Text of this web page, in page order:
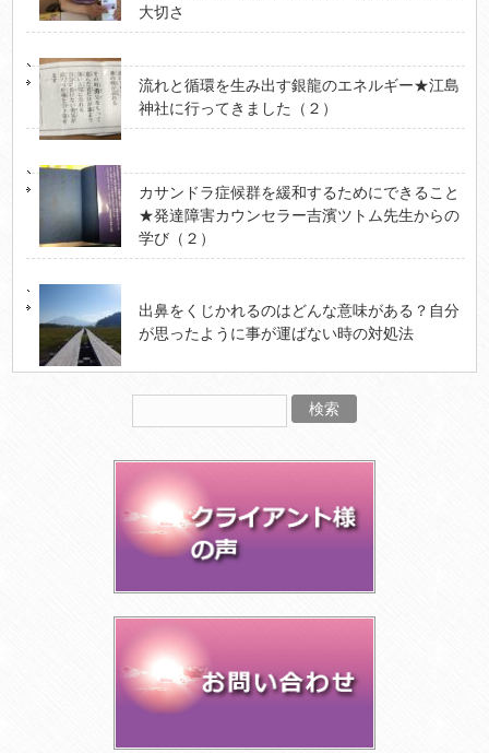
大切さ
流れと循環を生み出す銀龍のエネルギー★江島
神社に行ってきました（２）
カサンドラ症候群を緩和するためにできること
★発達障害カウンセラー吉濱ツトム先生からの
学び（２）
出鼻をくじかれるのはどんな意味がある？自分
が思ったように事が運ばない時の対処法